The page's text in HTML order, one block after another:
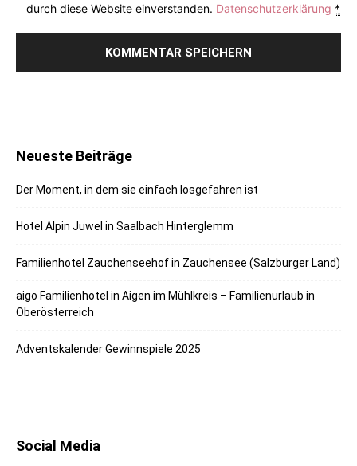
durch diese Website einverstanden. Datenschutzerklärung *
Neueste Beiträge
Der Moment, in dem sie einfach losgefahren ist
Hotel Alpin Juwel in Saalbach Hinterglemm
Familienhotel Zauchenseehof in Zauchensee (Salzburger Land)
aigo Familienhotel in Aigen im Mühlkreis – Familienurlaub in
Oberösterreich
Adventskalender Gewinnspiele 2025
Social Media